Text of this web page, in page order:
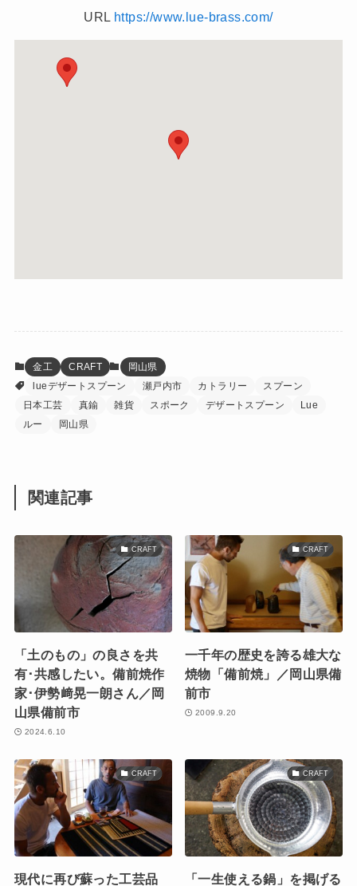
URL https://www.lue-brass.com/
金工 CRAFT
岡山県
lueデザートスプーン
瀬戸内市 カトラリー
スプーン
日本工芸
真鍮 雑貨 スポーク デザートスプーン
Lue
ルー
岡山県
関連記事
CRAFT
「土のもの」の良さを共
有･共感したい。備前焼作
家･伊勢﨑晃一朗さん／岡
山県備前市
2024.6.10
CRAFT
一千年の歴史を誇る雄大な
焼物「備前焼」／岡山県備
前市
2009.9.20
CRAFT
現代に再び蘇った工芸品
CRAFT
「一生使える鍋」を掲げる